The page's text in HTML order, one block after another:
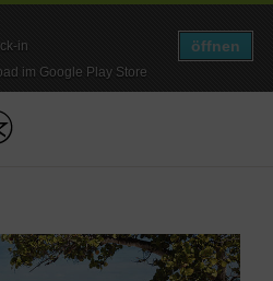
in
im Google Play Store
öffnen